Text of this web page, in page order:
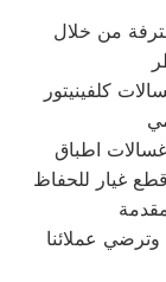
كلفينيتور
اطباق
قطع غيار للحفاظ
عملائنا